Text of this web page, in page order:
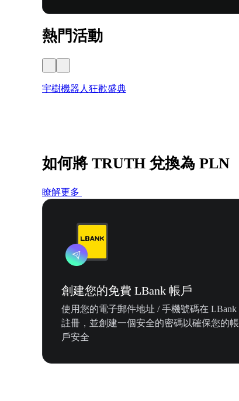
熱門活動
宇樹機器人狂歡盛典
如何將 TRUTH 兌換為 PLN
瞭解更多
創建您的免費 LBank 帳戶
使用您的電子郵件地址 / 手機號碼在 LBank
註冊，並創建一個安全的密碼以確保您的帳
戶安全